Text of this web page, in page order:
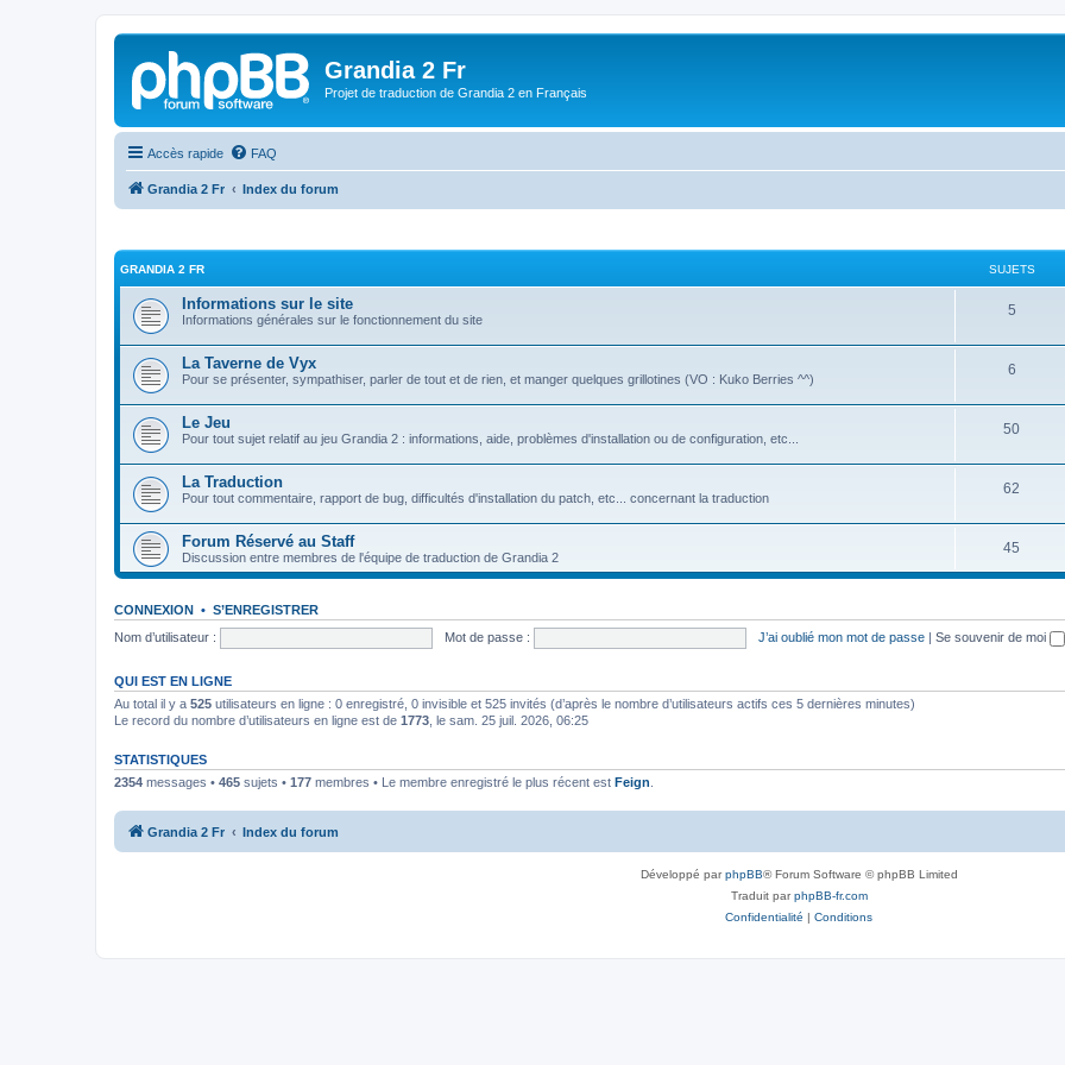
Grandia 2 Fr
Projet de traduction de Grandia 2 en Français
Accès rapide FAQ
Grandia 2 Fr Index du forum
GRANDIA 2 FR SUJETS
Informations sur le site
Informations générales sur le fonctionnement du site
5
La Taverne de Vyx
Pour se présenter, sympathiser, parler de tout et de rien, et manger quelques grillotines (VO : Kuko Berries ^^)
6
Le Jeu
Pour tout sujet relatif au jeu Grandia 2 : informations, aide, problèmes d'installation ou de configuration, etc...
50
La Traduction
Pour tout commentaire, rapport de bug, difficultés d'installation du patch, etc... concernant la traduction
62
Forum Réservé au Staff
Discussion entre membres de l'équipe de traduction de Grandia 2
45
CONNEXION • S’ENREGISTRER
Nom d’utilisateur :
Mot de passe : J’ai oublié mon mot de passe | Se souvenir de moi
QUI EST EN LIGNE
Au total il y a 525 utilisateurs en ligne : 0 enregistré, 0 invisible et 525 invités (d’après le nombre d’utilisateurs actifs ces 5 dernières minutes)
Le record du nombre d’utilisateurs en ligne est de 1773 , le sam. 25 juil. 2026, 06:25
STATISTIQUES
2354 messages • 465 sujets • 177 membres • Le membre enregistré le plus récent est Feign
Grandia 2 Fr Index du forum
Développé parphpBB® Forum Software © phpBB Limited
Traduit parphpBB-fr.com
Confidentialité | Conditions